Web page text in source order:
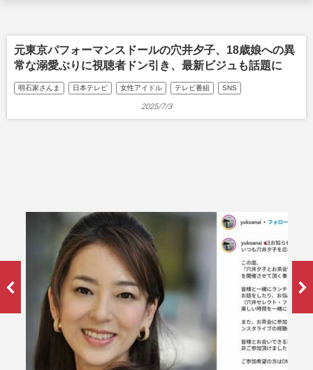
元東京パフォーマンスドールの穴井夕子、18歳娘への異
常な溺愛ぶりに視聴者ドン引き、最新ビジュも話題に
明石家さんま 日本テレビ 女性アイドル テレビ番組 SNS
2025/7/3